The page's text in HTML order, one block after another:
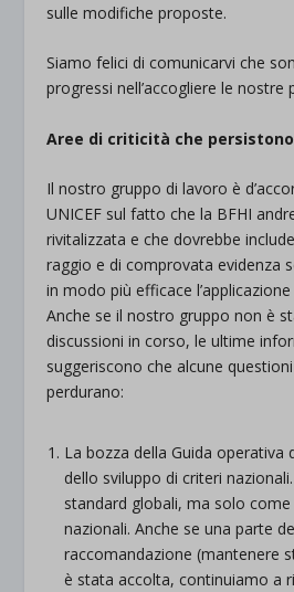
sulle modifiche proposte.
Siamo felici di comunicarvi che
progressi nell’accogliere le nostre
Aree di criticità che persistono
Il nostro gruppo di lavoro è
UNICEF sul fatto che la BFHI
rivitalizzata e che dovrebbe
raggio e di comprovata evidenza
in modo più efficace
Anche se il nostro gruppo non è
discussioni in corso, le ultime
suggeriscono che alcune
perdurano:
La bozza della Guida operativa
dello sviluppo di criteri
standard globali, ma solo
nazionali. Anche se una parte
raccomandazione (mantenere
è stata accolta, continuiamo a